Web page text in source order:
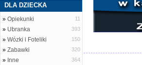
DLA DZIECKA
» Opiekunki 11
» Ubranka 393
» Wózki i Foteliki 150
» Zabawki 320
» Inne 364